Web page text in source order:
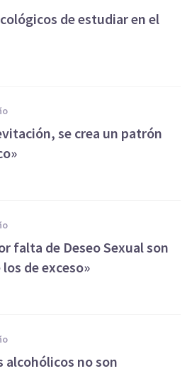
de estudiar en el
se crea un patrón
falta de Deseo Sexual son
de exceso»
alcohólicos no son